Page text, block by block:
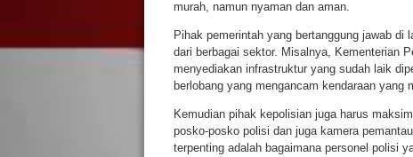
murah, namun nyaman dan aman.
Pihak pemerintah yang bertanggung jawab di
dari berbagai sektor. Misalnya, Kementerian
menyediakan infrastruktur yang sudah laik
berlobang yang mengancam kendaraan yang
Kemudian pihak kepolisian juga harus
posko-posko polisi dan juga kamera
terpenting adalah bagaimana personel polisi